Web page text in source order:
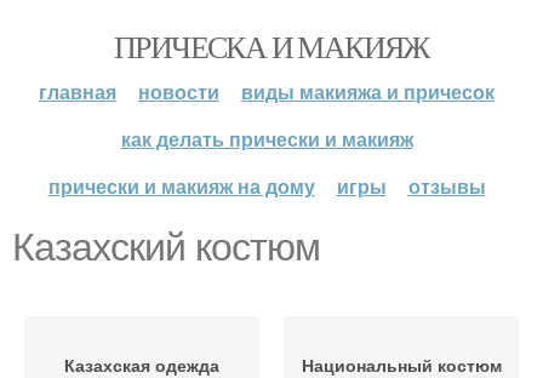
ПРИЧЕСКА И МАКИЯЖ
главная новости
виды макияжа и причесок
как делать прически и макияж
прически и макияж на дому
игры отзывы
Казахский костюм
Казахская одежда Национальный костюм